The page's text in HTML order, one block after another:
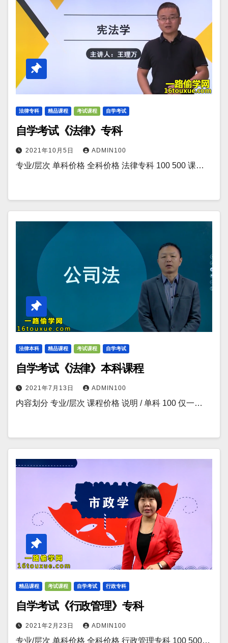
法律专科 精品课程 考试课程 自学考试
自学考试《法律》专科
2021年10月5日 ADMIN100
专业/层次 单科价格 全科价格 法律专科 100 500 课…
法律本科 精品课程 考试课程 自学考试
自学考试《法律》本科课程
2021年7月13日 ADMIN100
内容划分 专业/层次 课程价格 说明 / 单科 100 仅一…
精品课程 考试课程 自学考试 行政专科
自学考试《行政管理》专科
2021年2月23日 ADMIN100
专业/层次 单科价格 全科价格 行政管理专科 100 500…